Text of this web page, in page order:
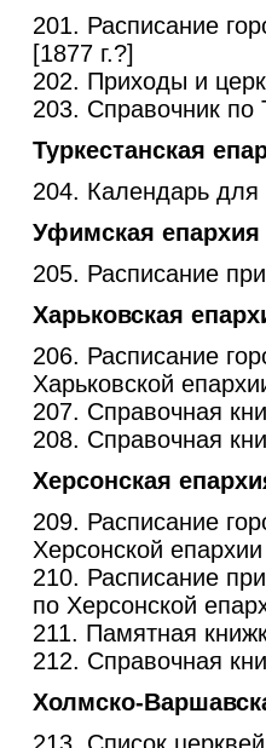
201. Расписание
[1877 г.?]
202. Приходы и
203. Справочник по
Туркестанская
204. Календарь для
Уфимская епархия
205. Расписание
Харьковская
206. Расписание
Харьковской
207. Справочная
208. Справочная
Херсонская
209. Расписание
Херсонской
210. Расписание
по Херсонской
211. Памятная
212. Справочная
Холмско-